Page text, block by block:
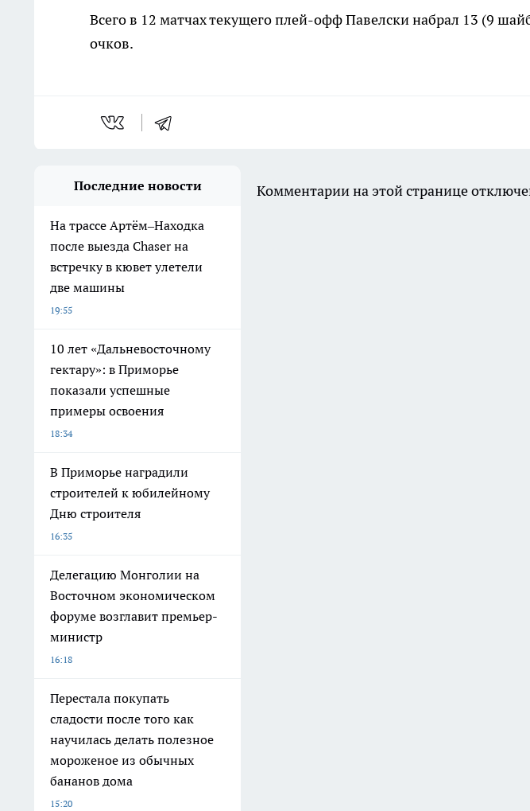
Всего в 12 матчах текущего плей-офф Павелски набрал 13 (9
очков.
Последние новости
На трассе Артём–Находка
после выезда Chaser на
встречку в кювет улетели
две машины
19:55
10 лет «Дальневосточному
гектару»: в Приморье
показали успешные
примеры освоения
18:34
В Приморье наградили
строителей к юбилейному
Дню строителя
16:35
Делегацию Монголии на
Восточном экономическом
форуме возглавит премьер-
министр
16:18
Перестала покупать
сладости после того как
научилась делать полезное
мороженое из обычных
бананов дома
15:20
Комментарии на этой странице